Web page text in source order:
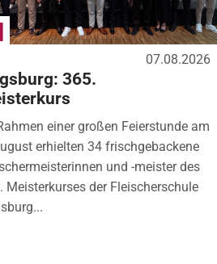
07.08.2026
365.
einer großen Feierstunde am
erhielten 34 frischgebackene
und -meister des
Meisterkurses der Fleischerschule